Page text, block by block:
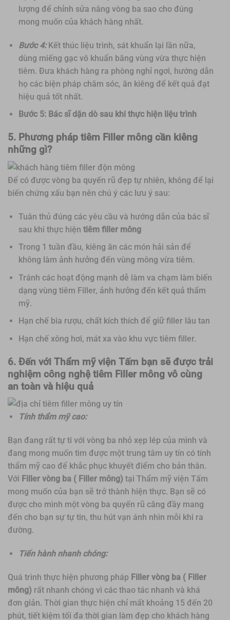
lượng để chỉnh sửa nâng vòng ba sao cho đúng
mong muốn của khách hàng nhất.
Bước 4:Kết thúc liệu trình, sát khuẩn lại lần nữa,
dùng miếng gạc vô khuẩn băng vùng vừa thực hiện
tiêm. Đưa khách hàng ra phòng nghỉ ngơi, hướng dẫn
họ các biện pháp chăm sóc, ăn kiêng để kết quả đạt
hiệu quả tốt nhất.
Bước 5: Bác sĩ dặn dò sau khi thực hiện liệu trình
5. Phương pháp tiêm Filler mông cần kiêng
những gì?
Để có được vòng ba quyến rũ đẹp tự nhiên, không để lại
biến chứng xấu bạn nên chú ý các lưu ý sau:
Tuân thủ đúng các yêu cầu và hướng dẫn của bác sĩ
sau khi thực hiện tiêm filler mông
Trong 1 tuần đầu, kiêng ăn các món hải sản để
không làm ảnh hưởng đến vùng mông vừa tiêm.
Tránh các hoạt động mạnh dễ làm va chạm làm biến
dạng vùng tiêm Filler, ảnh hưởng đến kết quả thẩm
mỹ.
Hạn chế bia rượu, chất kích thích để giữ filler lâu tan
Hạn chế xông hơi, mát xa vào khu vực tiêm filler.
6. Đến với Thẩm mỹ viện Tấm bạn sẽ được trải
nghiệm công nghệ tiêm Filler mông vô cùng
an toàn và hiệu quả
Tính thẩm mỹ cao:
Bạn đang rất tự ti với vòng ba nhỏ xẹp lép của mình và
đang mong muốn tìm được một trung tâm uy tín có tính
thẩm mỹ cao để khắc phục khuyết điểm cho bản thân.
Với Filler vòng ba ( Filler mông) tại Thẩm mỹ viện Tấm
mong muốn của bạn sẽ trở thành hiện thực. Bạn sẽ có
được cho mình một vòng ba quyến rũ căng đầy mang
đến cho bạn sự tự tin, thu hút vạn ánh nhìn mỗi khi ra
đường.
Tiến hành nhanh chóng:
Quá trình thực hiện phương pháp Filler vòng ba ( Filler
mông) rất nhanh chóng vì các thao tác nhanh và khá
đơn giản. Thời gian thực hiện chỉ mất khoảng 15 đến 20
phút, tiết kiệm tối đa thời gian làm đẹp cho khách hàng